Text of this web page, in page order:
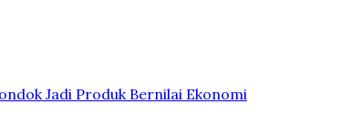
Jadi Produk Bernilai Ekonomi